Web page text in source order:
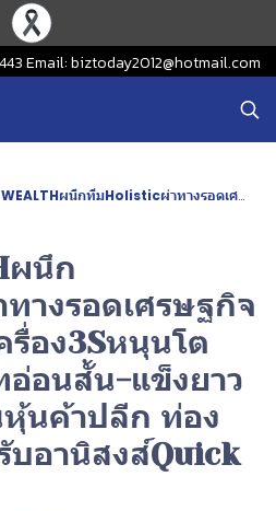
Email: biztoday2012@hotmail.com
ผ่าทางรอดเศรษฐกิจไทยย้ำรัฐเร่งเครื่อง3Sหนุนโตยั่งยืน มองบาทอ่อนสั้น-แข็งยาว ชี้โอกาสลงทุนหุ้นค้าปลีก ท่องเที่ยว ก่อสร้างรับอานิสงส์Quick Big Win
ผนึก
างรอดเศรษฐกิจ
รื่อง3Sหนุนโต
อ่อนสั้น-แข็งยาว
นค้าปลีก ท่อง
บอานิสงส์Quick